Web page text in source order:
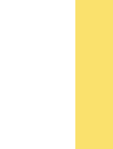
가장
제5부.
10. 시
자주